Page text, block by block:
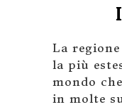
La
la più
mondo
in molte